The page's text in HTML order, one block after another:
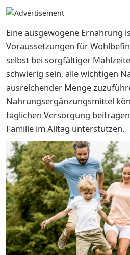
Eine ausgewogene Ernährung
Voraussetzungen für
selbst bei sorgfältiger
schwierig sein, alle wichtigen
ausreichender Menge
Nahrungsergänzungsmittel
täglichen Versorgung
Familie im Alltag unterstützen.